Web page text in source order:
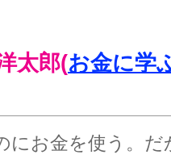
太郎(お金に学
にお金を使う。だ